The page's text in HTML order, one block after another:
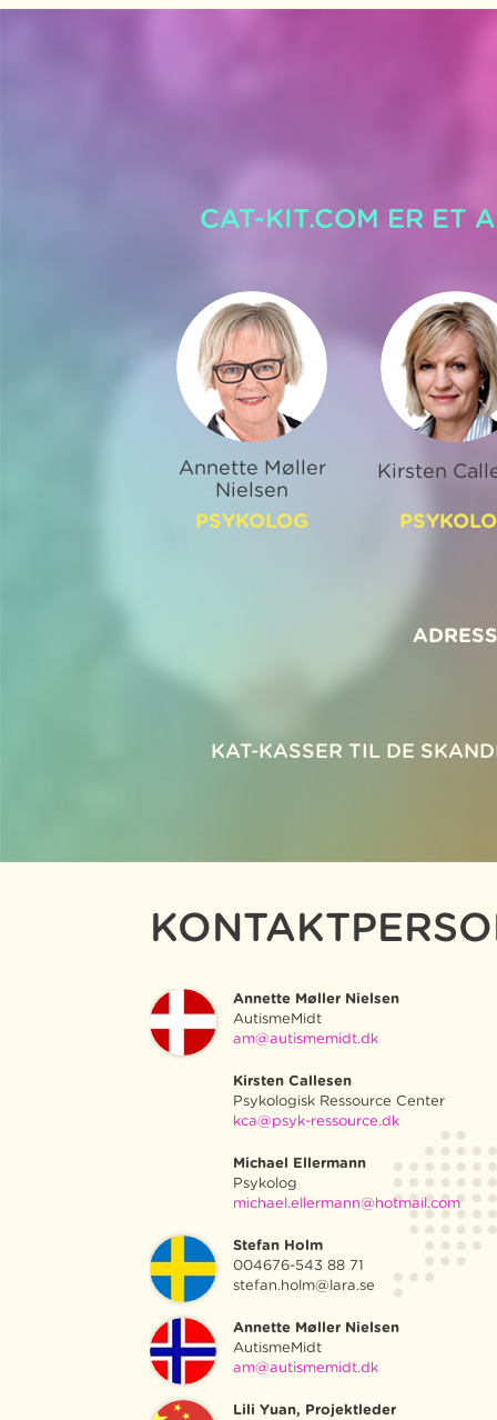
CAT-KIT.COM ER ET
Annette Møller
Nielsen
PSYKOLOG
Kirsten
KAT-KASSER TIL DE
Annette Møller Nielsen
AutismeMidt
am@autismemidt.dk
Kirsten Callesen
Psykologisk Ressource Center
kca@psyk-ressource.dk
Michael Ellermann
Psykolog
michael.ellermann@hotmail.com
Stefan Holm
004676-543 88 71
stefan.holm@lara.se
Annette Møller Nielsen
AutismeMidt
am@autismemidt.dk
Lili Yuan, Projektleder